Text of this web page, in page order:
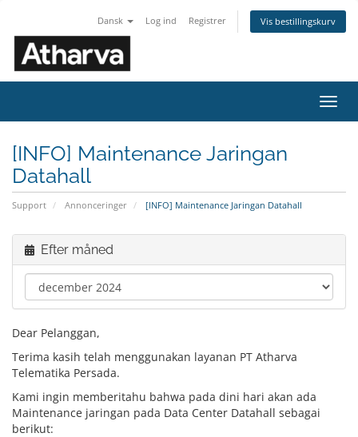
Dansk Log ind Registrer Vis bestillingskurv
Skift
[INFO] Maintenance Jaringan
Datahall
Support Annonceringer [INFO] Maintenance Jaringan Datahall
Efter måned
Dear Pelanggan,
Terima kasih telah menggunakan layanan PT Atharva
Telematika Persada.
Kami ingin memberitahu bahwa pada dini hari akan ada
Maintenance jaringan pada Data Center Datahall sebagai
berikut: